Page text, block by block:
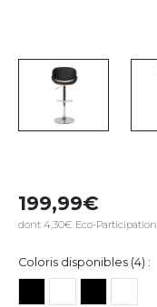
199,99
dont 4,30€ Eco-
Coloris disponibles (4) :